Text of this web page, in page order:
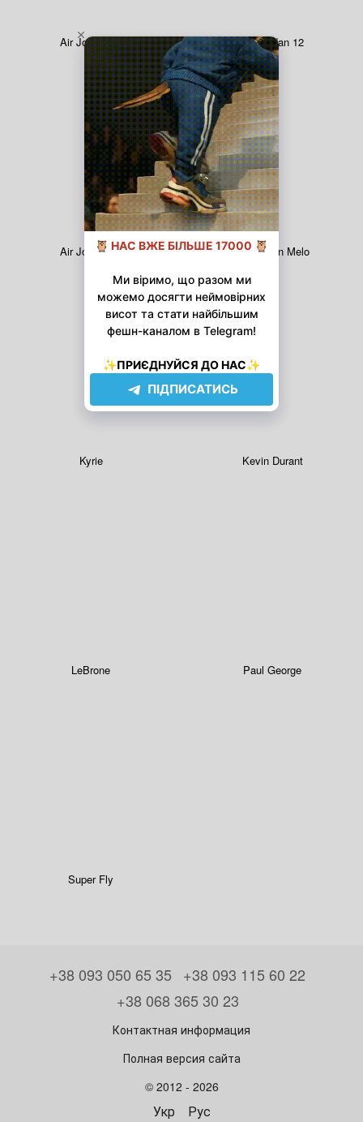
Air Jordan 11 Air Jordan 12
Air Jordan 13 Air Jordan Melo
Kyrie Kevin Durant
LeBrone Paul George
Super Fly
+38 093 050 65 35 +38 093 115 60 22
+38 068 365 30 23
Контактная информация
Полная версия сайта
© 2012 - 2026
Укр Рус